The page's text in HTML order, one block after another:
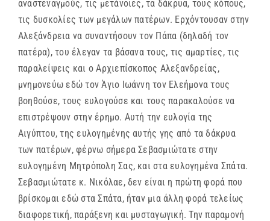
αναστεναγμούς, τις μετάνοιες, τα δάκρυα, τους κόπους,
τις δυσκολίες των μεγάλων πατέρων. Ερχόντουσαν στην
Αλεξάνδρεια να συναντήσουν τον Πάπα (δηλαδή τον
πατέρα), του έλεγαν τα βάσανα τους, τις αμαρτίες, τις
παραλείψεις και ο Αρχιεπίσκοπος Αλεξανδρείας,
μνημονεύω εδώ τον Άγιο Ιωάννη τον Ελεήμονα τους
βοηθούσε, τους ευλογούσε και τους παρακαλούσε να
επιστρέψουν στην έρημο. Αυτή την ευλογία της
Αιγύπτου, της ευλογημένης αυτής γης από τα δάκρυα
των πατέρων, φέρνω σήμερα Σεβασμιώτατε στην
ευλογημένη Μητρόπολη Σας, και στα ευλογημένα Σπάτα.
Σεβασμιώτατε κ. Νικόλαε, δεν είναι η πρώτη φορά που
βρίσκομαι εδώ στα Σπάτα, ήταν μια άλλη φορά τελείως
διαφορετική, παράξενη και μυσταγωγική. Την παραμονή